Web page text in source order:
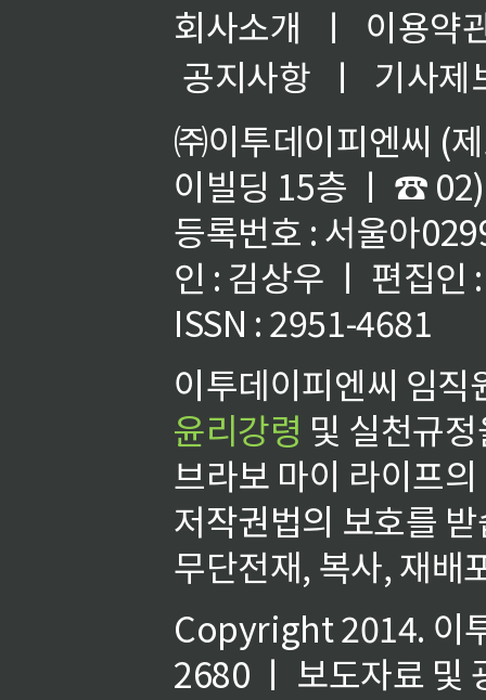
회사소개 ㅣ
이용약
공지사항
ㅣ
기사제
㈜이투데이피엔씨 (
이빌딩 15층 ㅣ ☎
등록번호 : 서울아
인 : 김상우 ㅣ 편집인
ISSN : 2951-4681
이투데이피엔씨 임
윤리강령 및 실천규
브라보 마이 라이프
저작권법의 보호를
무단전재, 복사, 재배
Copyright 2014. 이
2680 ㅣ 보도자료